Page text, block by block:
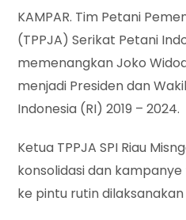
KAMPAR. Tim Petani
(TPPJA) Serikat Petani
memenangkan Joko
menjadi Presiden dan
Indonesia (RI) 2019 – 2024.
Ketua TPPJA SPI Riau
konsolidasi dan
ke pintu rutin